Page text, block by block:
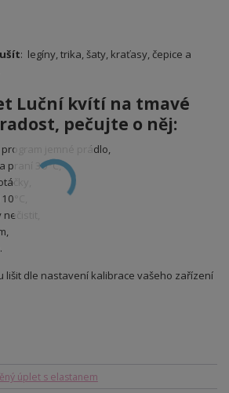
: legíny, trika, šaty, kraťasy, čepice a
Luční kvítí na tmavé
pečujte o něj:
jemné prádlo,
praní 30°C,
lišit dle nastavení kalibrace vašeho zařízení
úplet s elastanem